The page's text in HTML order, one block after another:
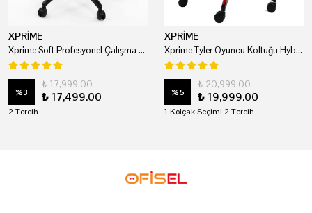
XPRİME
Xprime Soft Profesyonel Çalışma Ve Oyuncu Koltuğu
%3
₺ 17,999.00
₺ 17,499.00
2 Tercih
XPRİME
Xprime Tyler Oyuncu Koltuğu Hybrid Kumaş Kırmızı
%5
₺ 20,999.00
₺ 19,999.00
1 Kolçak Seçimi 2 Tercih